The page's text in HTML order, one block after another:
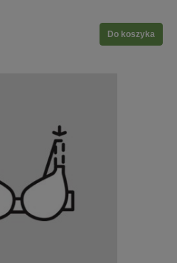
Do koszyka